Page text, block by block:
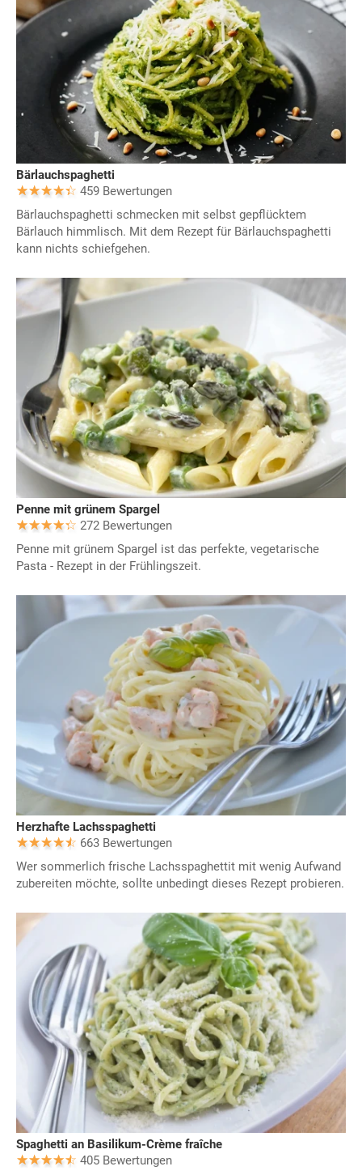
Bärlauchspaghetti
459 Bewertungen
Bärlauchspaghetti schmecken mit selbst gepflücktem
Bärlauch himmlisch. Mit dem Rezept für Bärlauchspaghetti
kann nichts schiefgehen.
Penne mit grünem Spargel
272 Bewertungen
Penne mit grünem Spargel ist das perfekte, vegetarische
Pasta - Rezept in der Frühlingszeit.
Herzhafte Lachsspaghetti
663 Bewertungen
Wer sommerlich frische Lachsspaghettit mit wenig Aufwand
zubereiten möchte, sollte unbedingt dieses Rezept probieren.
Spaghetti an Basilikum-Crème fraîche
405 Bewertungen